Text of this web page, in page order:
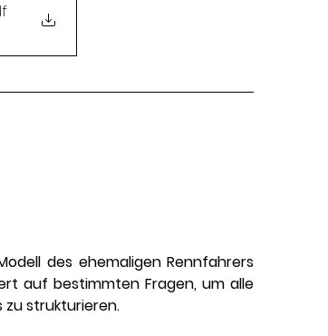
des ehemaligen Rennfahrers
auf bestimmten Fragen, um alle
zu strukturieren.